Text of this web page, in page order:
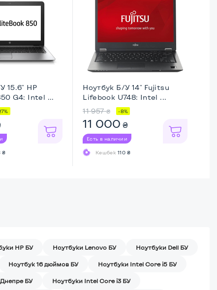
15.6" HP
G4: Intel ...
₴
Ноутбук Б/У 14" Fujitsu
Lifebook U748: Intel ...
11 957 ₴ -8%
11 000 ₴
Есть в наличии
Кешбек110 ₴
HP БУ Ноутбуки Lenovo БУ Ноутбуки Dell БУ
Ноутбук 16 дюймов БУ Ноутбуки Intel Core i5 БУ
БУ Ноутбуки Intel Core i3 БУ